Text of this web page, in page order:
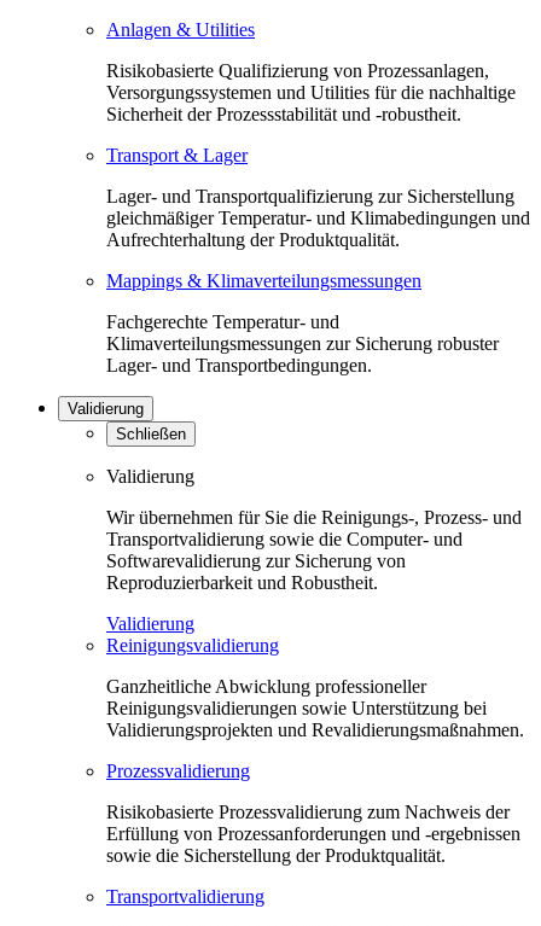
Anlagen & Utilities
Risikobasierte Qualifizierung von Prozessanlagen,
Versorgungssystemen und Utilities für die nachhaltige
Sicherheit der Prozessstabilität und -robustheit.
Transport & Lager
Lager- und Transportqualifizierung zur Sicherstellung
gleichmäßiger Temperatur- und Klimabedingungen und
Aufrechterhaltung der Produktqualität.
Mappings & Klimaverteilungsmessungen
Fachgerechte Temperatur- und
Klimaverteilungsmessungen zur Sicherung robuster
Lager- und Transportbedingungen.
Validierung
Schließen
Validierung
Wir übernehmen für Sie die Reinigungs-, Prozess- und
Transportvalidierung sowie die Computer- und
Softwarevalidierung zur Sicherung von
Reproduzierbarkeit und Robustheit.
Validierung
Reinigungsvalidierung
Ganzheitliche Abwicklung professioneller
Reinigungsvalidierungen sowie Unterstützung bei
Validierungsprojekten und Revalidierungsmaßnahmen.
Prozessvalidierung
Risikobasierte Prozessvalidierung zum Nachweis der
Erfüllung von Prozessanforderungen und -ergebnissen
sowie die Sicherstellung der Produktqualität.
Transportvalidierung